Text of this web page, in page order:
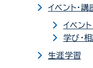
イベント・講
イベン
学び・
生涯学習